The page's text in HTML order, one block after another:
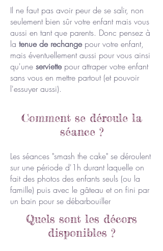
Il ne faut pas avoir peur de se salir, non
seulement bien sûr votre enfant mais vous
aussi en tant que parents. Donc pensez à
la tenue de rechangepour votre enfant,
mais éventuellement aussi pour vous ainsi
qu'une serviettepour attraper votre enfant
sans vous en mettre partout (et pouvoir
l'essuyer aussi).
Comment se déroule la
séance ?
Les séances "smash the cake" se déroulent
sur une période d'1h durant laquelle on
fait des photos des enfants seuls (ou la
famille) puis avec le gâteau et on fini par
un bain pour se débarbouiller
Quels sont les décors
disponibles ?